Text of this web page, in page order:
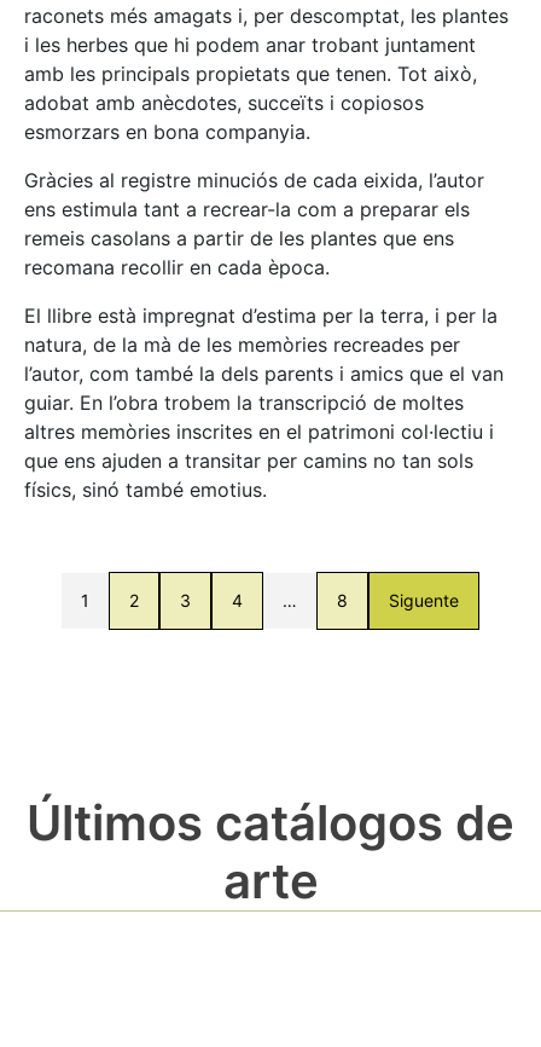
raconets més amagats i, per descomptat, les plantes
i les herbes que hi podem anar trobant juntament
amb les principals propietats que tenen. Tot això,
adobat amb anècdotes, succeïts i copiosos
esmorzars en bona companyia.
Gràcies al registre minuciós de cada eixida, l’autor
ens estimula tant a recrear-la com a preparar els
remeis casolans a partir de les plantes que ens
recomana recollir en cada època.
El llibre està impregnat d’estima per la terra, i per la
natura, de la mà de les memòries recreades per
l’autor, com també la dels parents i amics que el van
guiar. En l’obra trobem la transcripció de moltes
altres memòries inscrites en el patrimoni col·lectiu i
que ens ajuden a transitar per camins no tan sols
físics, sinó també emotius.
1 2 3 4 … 8 Siguente
Últimos catálogos de
arte